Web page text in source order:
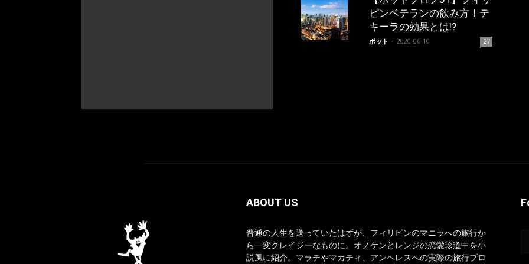
ピンベテランの飲み方！テ
キーラの効果とは!?
ポット - 2020-06-10 27
ABOUT US
普通の人生を送っていたはずが、フィリピンのマニラへの旅行か
ら一変クレイジーなものに。オノケンとレンジの恋愛珍道中を小
説風に紹介。マラテやマカティ、アンヘレスへの実際の旅行ブロ